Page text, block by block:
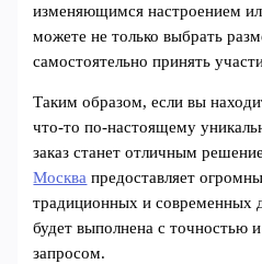
изменяющимся настроением
можете не только выбрать
самостоятельно принять
Таким образом, если вы
что-то по-настоящему
заказ станет отличным
Москва предоставляет
традиционных и современных
будет выполнена с точностью
запросом.